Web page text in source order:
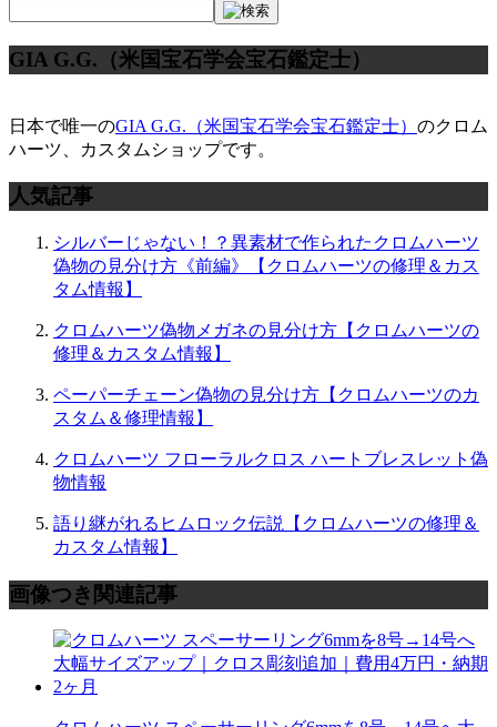
ゲ
ー
ョ
ン
GIA G.G.（米国宝石学会宝石鑑定士）
日本で唯一のGIA G.G.（米国宝石学会宝石鑑定士） のクロム
ハーツ、カスタムショップです。
人気記事
シルバーじゃない！？異素材で作られたクロムハーツ
偽物の見分け方《前編》【クロムハーツの修理＆カス
タム情報】
クロムハーツ偽物メガネの見分け方【クロムハーツの
修理＆カスタム情報】
ペーパーチェーン偽物の見分け方【クロムハーツのカ
スタム＆修理情報】
クロムハーツ フローラルクロス ハートブレスレット偽
物情報
語り継がれるヒムロック伝説【クロムハーツの修理＆
カスタム情報】
画像つき関連記事